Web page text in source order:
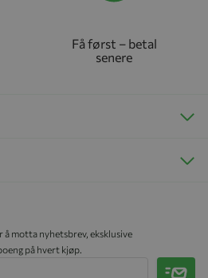
Få først – betal
senere
å motta nyhetsbrev, eksklusive
på hvert kjøp.